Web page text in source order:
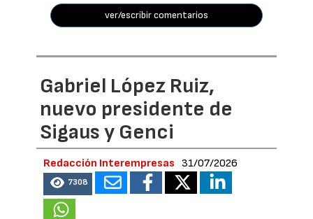
ver/escribir comentarios
Gabriel López Ruiz,
nuevo presidente de
Sigaus y Genci
Redacción Interempresas 31/07/2026
7308